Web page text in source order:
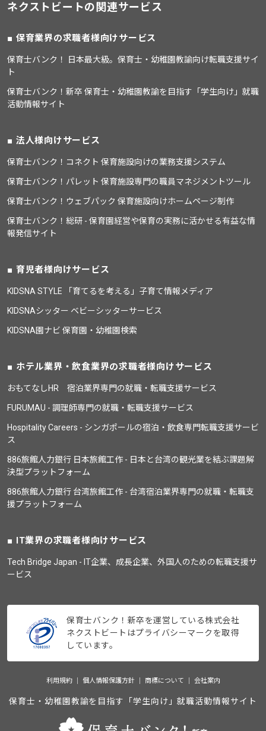
ネクストビートの関連サービス
保育業界の求職者様向けサービス
保育士バンク！ 日本最大級。保育士・幼稚園教諭向け転職支援サイ
ト
保育士バンク！新卒 保育士・幼稚園教諭を目指す「学生向け」就職
活動情報サイト
法人様向けサービス
保育士バンク！コネクト 保育施設向けの業務支援システム
保育士バンク！パレット 保育施設専門の職員マネジメントツール
保育士バンク！ウェブパック 保育施設向けホームページ制作
保育士バンク！総研 - 保育園経営や保育の実務に活かせる有益な情
報発信サイト
育児者様向けサービス
KIDSNA STYLE 「育てるを考える」子育て情報メディア
KIDSNAシッター ベビーシッターサービス
KIDSNA園ナビ 保育園・幼稚園検索
ホテル業界・飲食業界の求職者様向けサービス
おもてなしHR 宿泊業界専門の就職・転職支援サービス
FURUMAU - 調理師専門の就職・転職支援サービス
Hospitality Careers - シンガポールの宿泊・飲食専門転職支援サービ
ス
886旅館人力銀行 日本旅館工作 - 日本と台湾の観光業を結ぶ課題解
決型プラットフォーム
886旅館人力銀行 台湾旅館工作 - 台湾宿泊業界専門の就職・転職支
援プラットフォーム
IT業界の求職者様向けサービス
Tech Bridge Japan - IT企業、成長企業、外国人のための転職支援サ
ービス
保育士バンク！新卒を運営している株式会社
ネクストビートはプライバシーマークを取得
しています。
利用規約 個人情報保護方針 商標について 会社案内
保育士・幼稚園教諭を目指す「学生向け」就職活動情報サイト